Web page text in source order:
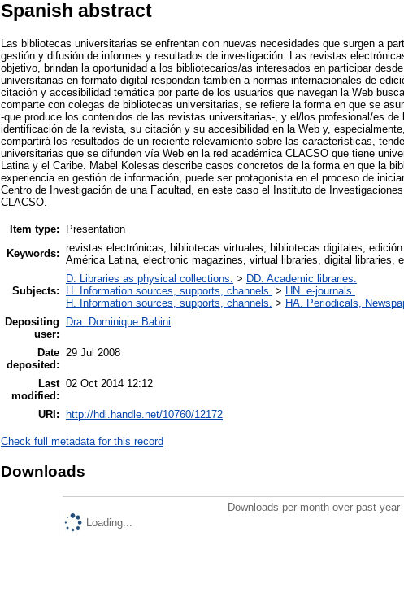
Spanish abstract
Las bibliotecas universitarias se enfrentan con nuevas necesidades que surgen a
gestión y difusión de informes y resultados de investigación. Las revistas
objetivo, brindan la oportunidad a los bibliotecarios/as interesados en participar
universitarias en formato digital respondan también a normas internacionales de
citación y accesibilidad temática por parte de los usuarios que navegan la Web
comparte con colegas de bibliotecas universitarias, se refiere la forma en que se
-que produce los contenidos de las revistas universitarias-, y el/los profesional/es
identificación de la revista, su citación y su accesibilidad en la Web y,
compartirá los resultados de un reciente relevamiento sobre las características,
universitarias que se difunden vía Web en la red académica CLACSO que tiene
Latina y el Caribe. Mabel Kolesas describe casos concretos de la forma en que la
experiencia en gestión de información, puede ser protagonista en el proceso de
Centro de Investigación de una Facultad, en este caso el Instituto de
CLACSO.
Item type:
Presentation
Keywords: revistas electrónicas, bibliotecas virtuales, bibliotecas digitales,
América Latina, electronic magazines, virtual libraries, digital libraries,
Subjects:
D. Libraries as physical collections. > DD. Academic libraries.
H. Information sources, supports, channels. > HN. e-journals.
H. Information sources, supports, channels. > HA. Periodicals,
Depositing
user:
Dra. Dominique Babini
Date
deposited:
29 Jul 2008
Last
modified:
02 Oct 2014 12:12
URI: http://hdl.handle.net/10760/12172
Check full metadata for this record
Downloads
Downloads per month over past year
Loading...